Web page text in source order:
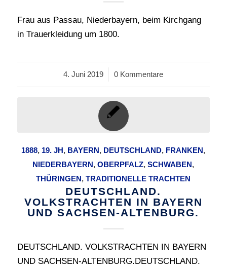
Frau aus Passau, Niederbayern, beim Kirchgang
in Trauerkleidung um 1800.
4. Juni 2019
/ 0 Kommentare
1888, 19. JH, BAYERN, DEUTSCHLAND, FRANKEN,
NIEDERBAYERN,OBERPFALZ,SCHWABEN,
THÜRINGEN,TRADITIONELLE TRACHTEN
DEUTSCHLAND.
VOLKSTRACHTEN IN BAYERN
UND SACHSEN-ALTENBURG.
DEUTSCHLAND. VOLKSTRACHTEN IN BAYERN
UND SACHSEN-ALTENBURG.DEUTSCHLAND.